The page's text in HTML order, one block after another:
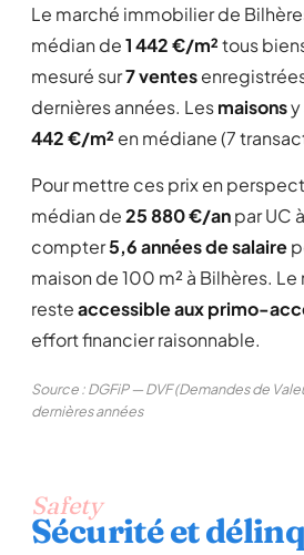
Le marché immobilier de
médian de1 442 €/m²tous
mesuré sur7 ventes
dernières années. Lesmaisonsy
442 €/m² en médiane (7
Pour mettre ces prix en
médian de25 880 €/anpar UC
compter5,6 années de salaire
maison de 100 m² à Bilhères.
resteaccessible aux primo-
effort financier raisonnable.
Source : DGFiP — DVF (Demandes de
dernières années
Safety
Sécurité et